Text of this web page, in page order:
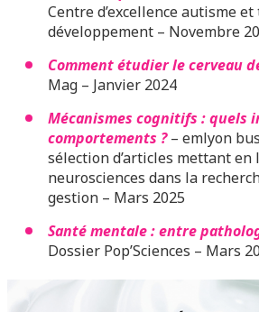
Centre d’excellence autisme
développement – Novembre
Comment étudier le cerveau
Mag – Janvier 2024
Mécanismes cognitifs : quels
comportements ?– emlyon
sélection d’articles mettant en
neurosciences dans la
gestion – Mars 2025
Santé mentale : entre
Dossier Pop’Sciences – Mars